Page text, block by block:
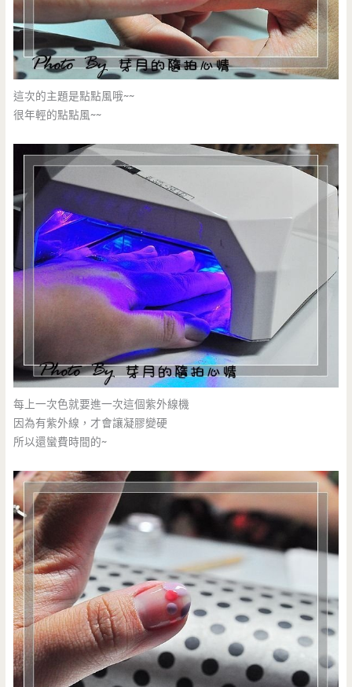
這次的主題是點點風哦~~
很年輕的點點風~~
每上一次色就要進一次這個紫外線機
因為有紫外線，才會讓凝膠變硬
所以還蠻費時間的~